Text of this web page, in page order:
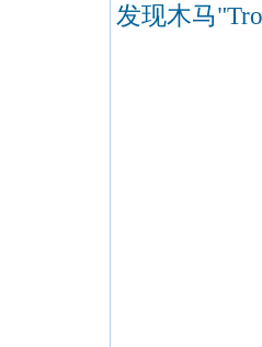
发现木马